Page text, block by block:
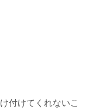
付けてくれないこ